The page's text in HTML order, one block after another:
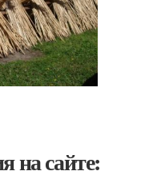
на сайте: